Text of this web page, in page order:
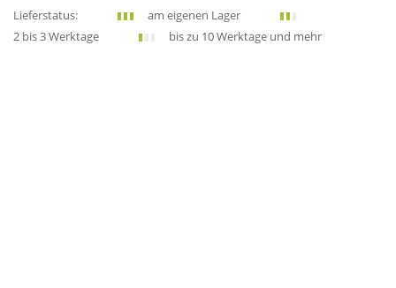
Lieferstatus:
am eigenen Lager
2 bis 3 Werktage
bis zu 10 Werktage und mehr